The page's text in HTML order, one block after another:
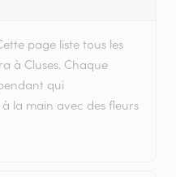
page liste tous les
à Cluses. Chaque
qui
la main avec des fleurs